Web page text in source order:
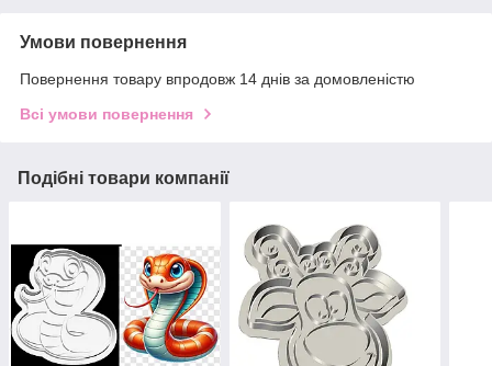
Умови повернення
Повернення товару впродовж 14 днів за домовленістю
Всі умови повернення
Подібні товари компанії